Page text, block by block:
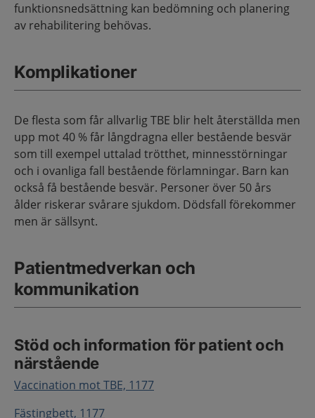
funktionsnedsättning kan bedömning och planering
av rehabilitering behövas.
Komplikationer
De flesta som får allvarlig TBE blir helt återställda men
upp mot 40 % får långdragna eller bestående besvär
som till exempel uttalad trötthet, minnesstörningar
och i ovanliga fall bestående förlamningar. Barn kan
också få bestående besvär. Personer över 50 års
ålder riskerar svårare sjukdom. Dödsfall förekommer
men är sällsynt.
Patientmedverkan och
kommunikation
Stöd och information för patient och
närstående
Vaccination mot TBE, 1177
Fästingbett, 1177